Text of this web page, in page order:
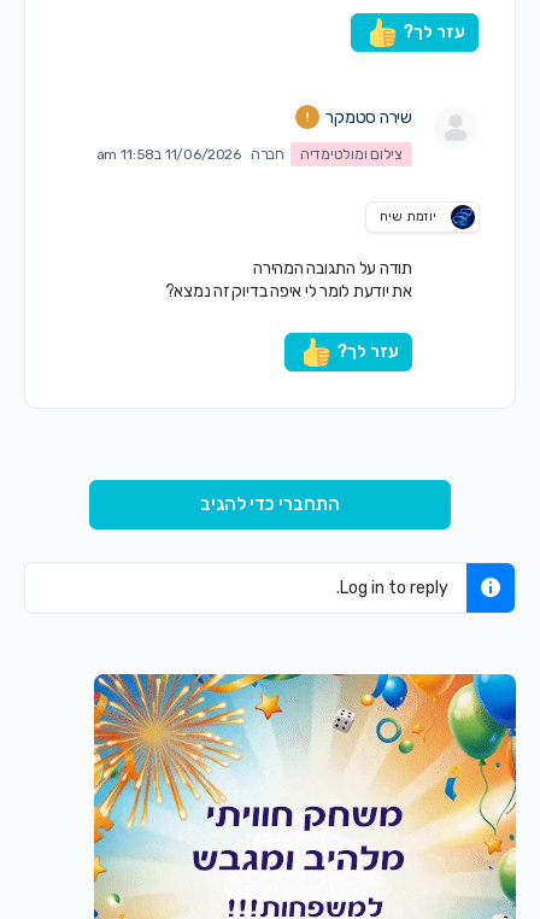
עזר לך?
שירה סטמקר
צילום ומולטימדיה חברה 11/06/2026 ב11:58 am
יוזמת שיח
תודה על התגובה המהירה
את יודעת לומר לי איפה בדיוק זה נמצא?
עזר לך?
התחברי כדי להגיב
Log in to reply.